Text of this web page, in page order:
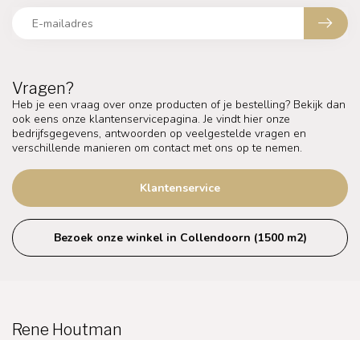
Vragen?
Heb je een vraag over onze producten of je bestelling? Bekijk dan
ook eens onze klantenservicepagina. Je vindt hier onze
bedrijfsgegevens, antwoorden op veelgestelde vragen en
verschillende manieren om contact met ons op te nemen.
Klantenservice
Bezoek onze winkel in Collendoorn (1500 m2)
Rene Houtman